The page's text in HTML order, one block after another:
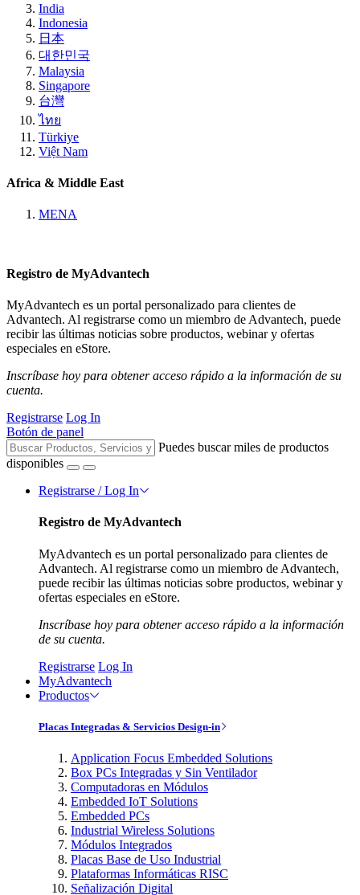
India
Indonesia
日本
대한민국
Malaysia
Singapore
台灣
ไทย
Türkiye
Việt Nam
Africa & Middle East
MENA
Registro de MyAdvantech
MyAdvantech es un portal personalizado para clientes de
Advantech. Al registrarse como un miembro de Advantech, puede
recibir las últimas noticias sobre productos, webinar y ofertas
especiales en eStore.
Inscríbase hoy para obtener acceso rápido a la información de su
cuenta.
Registrarse Log In
Botón de panel
Puedes buscar miles de productos
disponibles
Registrarse / Log In
Registro de MyAdvantech
MyAdvantech es un portal personalizado para clientes de
Advantech. Al registrarse como un miembro de Advantech,
puede recibir las últimas noticias sobre productos, webinar y
ofertas especiales en eStore.
Inscríbase hoy para obtener acceso rápido a la información
de su cuenta.
Registrarse Log In
MyAdvantech
Productos
Placas Integradas & Servicios Design-in
Application Focus Embedded Solutions
Box PCs Integradas y Sin Ventilador
Computadoras en Módulos
Embedded IoT Solutions
Embedded PCs
Industrial Wireless Solutions
Módulos Integrados
Placas Base de Uso Industrial
Plataformas Informáticas RISC
Señalización Digital